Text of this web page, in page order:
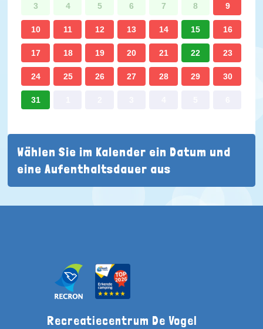
3 4 5 6 7 8 9
10 11 12 13 14 15 16
17 18 19 20 21 22 23
24 25 26 27 28 29 30
31
Wählen Sie im Kalender ein Datum und
eine Aufenthaltsdauer aus
Recreatiecentrum De Vogel